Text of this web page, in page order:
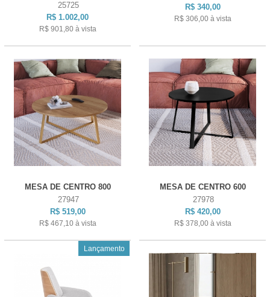
25725
R$ 1.002,00
R$ 901,80à vista
R$ 340,00
R$ 306,00à vista
MESA DE CENTRO 800
27947
R$ 519,00
R$ 467,10à vista
MESA DE CENTRO 600
27978
R$ 420,00
R$ 378,00à vista
Lançamento